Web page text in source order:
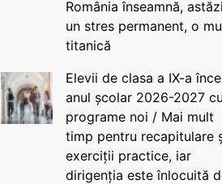
România înseamnă,
un stres permanent, o
titanică
Elevii de clasa a IX-a
anul școlar 2026-2027 cu
programe noi / Mai mult
timp pentru recapitulare
exerciții practice, iar
dirigenția este înlocuită